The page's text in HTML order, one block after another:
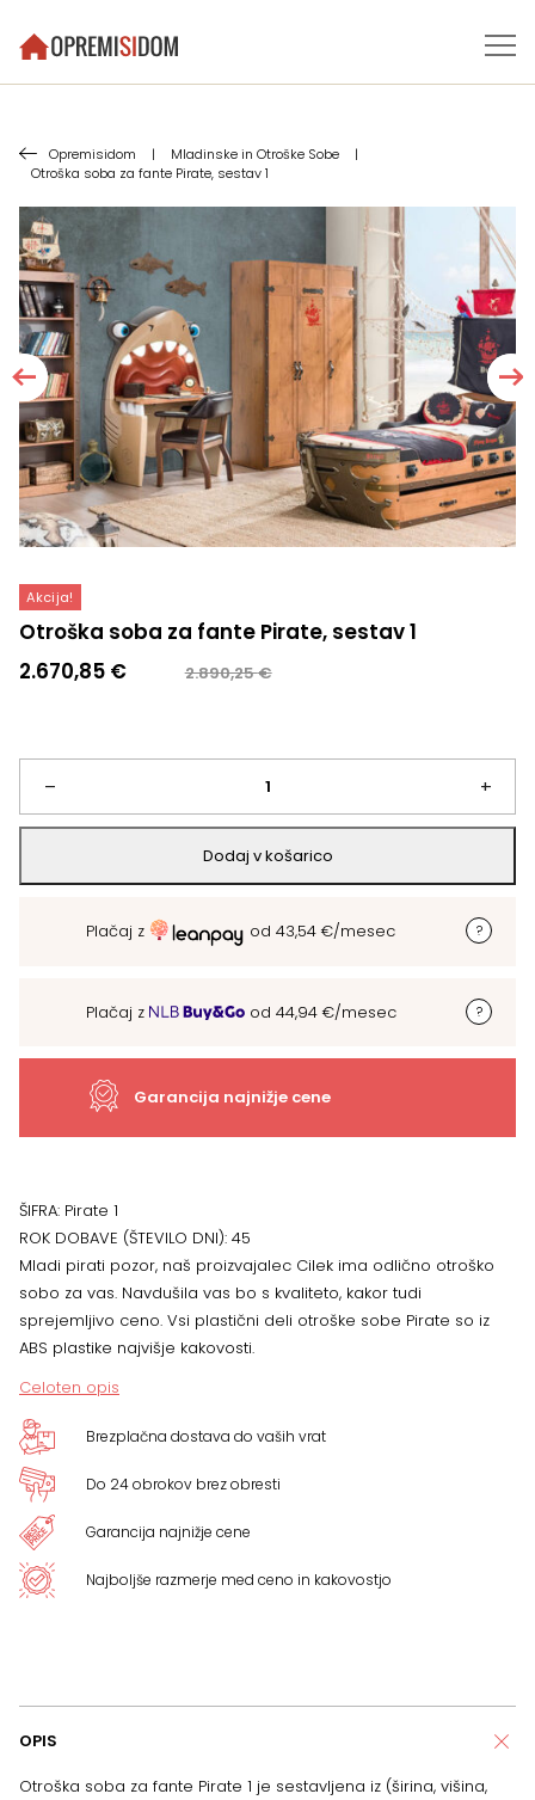
Opremisidom | Mladinske in Otroške Sobe
|
Otroška soba za fante Pirate, sestav 1
Akcija!
Otroška soba za fante Pirate, sestav 1
2.890,25€
Izvirna
bila:
2.890,25 €.
2.670,85 €
Trenutna
2.670,85 €.
–
Otroška
soba
za
količina
+
Dodaj v košarico
Plačaj z od 43,54 €/mesec
Plačaj z od 44,94 €/mesec
Garancija najnižje cene
ŠIFRA: Pirate 1
ROK DOBAVE (ŠTEVILO DNI): 45
Mladi pirati pozor, naš proizvajalec Cilek ima odlično otroško
sobo za vas. Navdušila vas bo s kvaliteto, kakor tudi
sprejemljivo ceno. Vsi plastični deli otroške sobe Pirate so iz
ABS plastike najvišje kakovosti.
Celoten opis
Brezplačna dostava do vaših vrat
Do 24 obrokov brez obresti
Garancija najnižje cene
Najboljše razmerje med ceno in kakovostjo
OPIS
Otroška soba za fante Pirate 1 je sestavljena iz (širina, višina,